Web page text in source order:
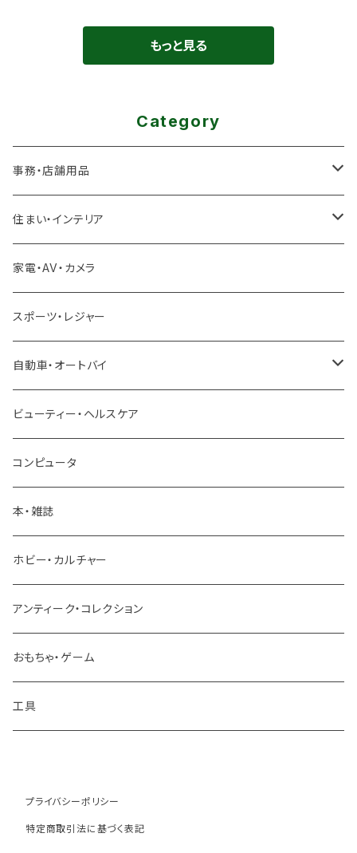
もっと見る
Category
事務・店舗用品
厨房機器
冷凍ユニット
製氷機
住まい・インテリア
足場
雪対策
除雪機
家電・AV・カメラ
スポーツ・レジャー
自動車・オートバイ
クロスバイク ロードバイク
ロードバイク
トラック ダンプ
パーツ
建設機械 重機
ビューティー・ヘルスケア
コンピュータ
本・雑誌
ホビー・カルチャー
アンティーク・コレクション
おもちゃ・ゲーム
工具
プライバシーポリシー
特定商取引法に基づく表記